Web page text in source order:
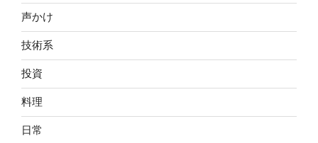
声かけ
技術系
投資
料理
日常